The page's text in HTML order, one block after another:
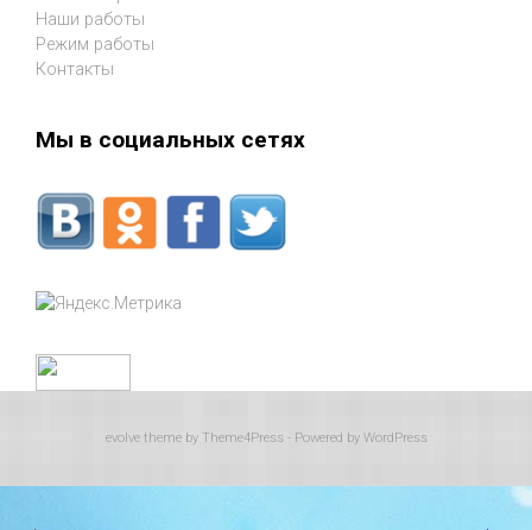
Наши работы
Режим работы
Контакты
Мы в социальных сетях
evolvetheme by Theme4Press - Powered by WordPress